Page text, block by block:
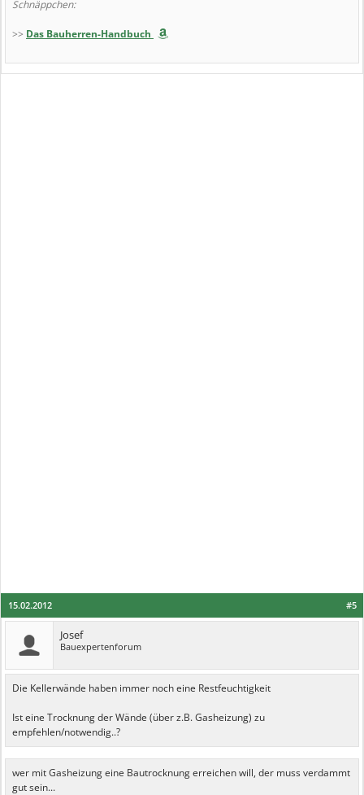
Schnäppchen:
>> Das Bauherren-Handbuch
#5
15.02.2012
Josef
Bauexpertenforum
Die Kellerwände haben immer noch eine Restfeuchtigkeit
Ist eine Trocknung der Wände (über z.B. Gasheizung) zu
empfehlen/notwendig..?
wer mit Gasheizung eine Bautrocknung erreichen will, der muss verdammt
gut sein...